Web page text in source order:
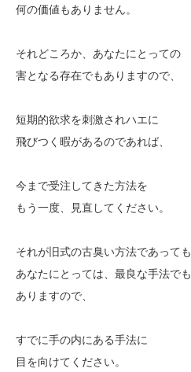
何の価値もありません。
それどころか、あなたにとっての
害となる存在でもありますので、
短期的欲求を刺激されハエに
飛びつく暇があるのであれば、
今まで受注してきた方法を
もう一度、見直してください。
それが旧式の古臭い方法であっても
あなたにとっては、最良な手法でも
ありますので、
すでに手の内にある手法に
目を向けてください。